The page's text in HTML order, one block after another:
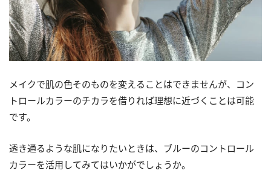
メイクで肌の色そのものを変えることはできませんが、コン
トロールカラーのチカラを借りれば理想に近づくことは可能
です。
透き通るような肌になりたいときは、ブルーのコントロール
カラーを活用してみてはいかがでしょうか。